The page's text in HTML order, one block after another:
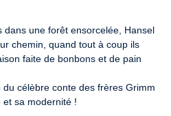
une forêt ensorcelée, Hansel
chemin, quand tout à coup ils
faite de bonbons et de pain
célèbre conte des frères Grimm
sa modernité !